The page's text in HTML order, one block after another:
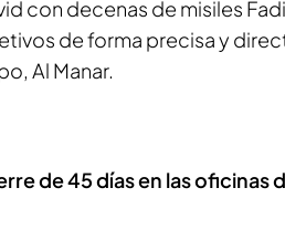
con decenas de misiles Fadi
de forma precisa y
Al Manar.
de 45 días en las oficinas